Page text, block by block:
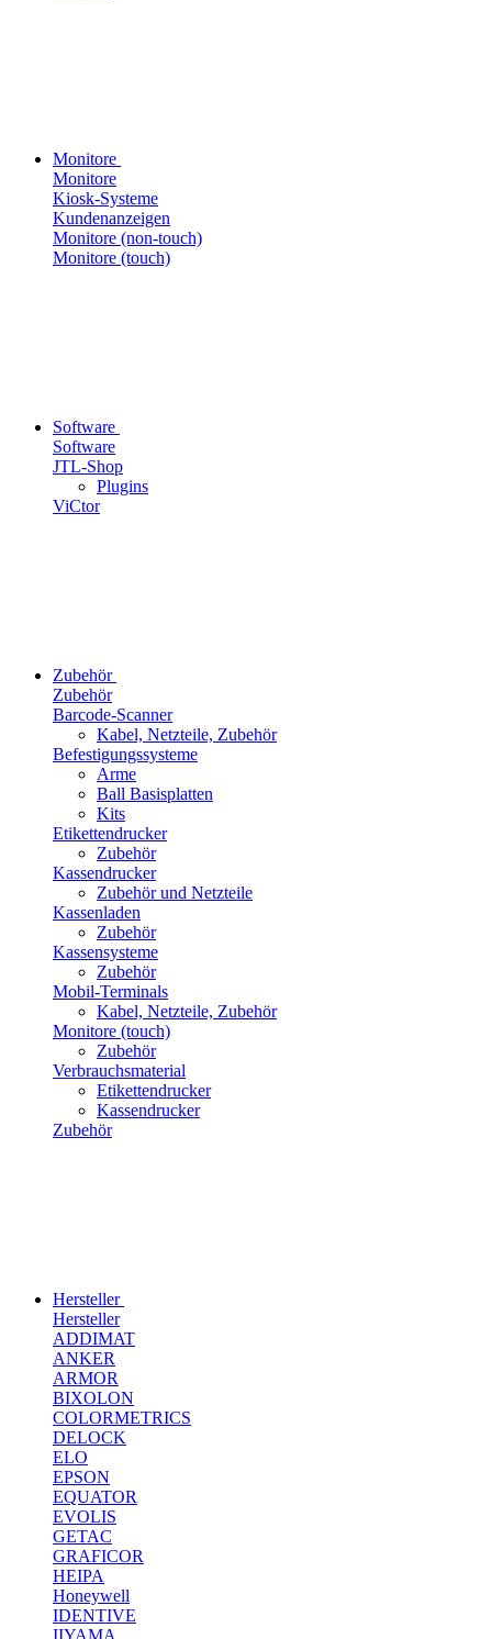
Monitore
Monitore
Kiosk-Systeme
Kundenanzeigen
Monitore (non-touch)
Monitore (touch)
Software
Software
JTL-Shop
Plugins
ViCtor
Zubehör
Zubehör
Barcode-Scanner
Kabel, Netzteile, Zubehör
Befestigungssysteme
Arme
Ball Basisplatten
Kits
Etikettendrucker
Zubehör
Kassendrucker
Zubehör und Netzteile
Kassenladen
Zubehör
Kassensysteme
Zubehör
Mobil-Terminals
Kabel, Netzteile, Zubehör
Monitore (touch)
Zubehör
Verbrauchsmaterial
Etikettendrucker
Kassendrucker
Zubehör
Hersteller
Hersteller
ADDIMAT
ANKER
ARMOR
BIXOLON
COLORMETRICS
DELOCK
ELO
EPSON
EQUATOR
EVOLIS
GETAC
GRAFICOR
HEIPA
Honeywell
IDENTIVE
IIYAMA